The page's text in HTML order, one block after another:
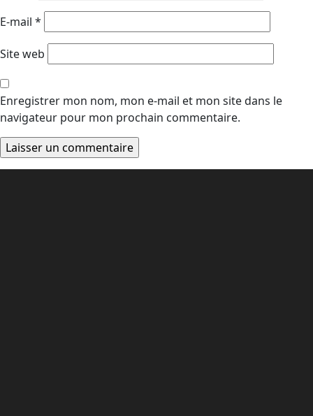
E-mail *
Site web
Enregistrer mon nom, mon e-mail et mon site dans le
navigateur pour mon prochain commentaire.